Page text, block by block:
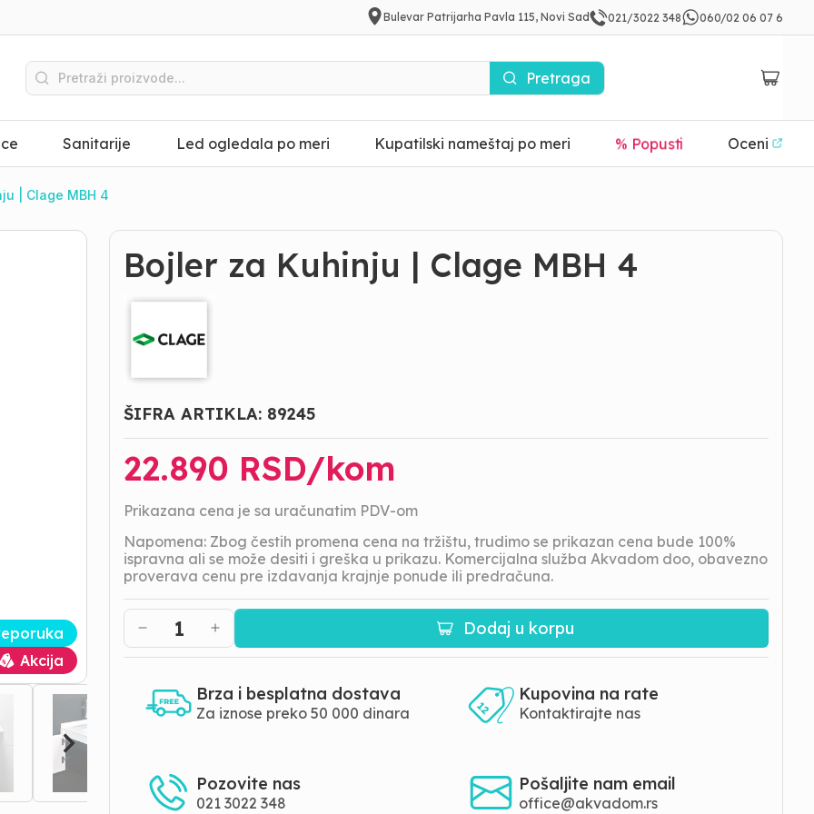
Bulevar Patrijarha Pavla 115, Novi Sad 021/3022 348 060/02 06 07 6
Pretraga
Sanitarije Led ogledala po meri Kupatilski nameštaj po meri % Popusti Oceni
| Clage MBH 4
Akcija
Bojler za Kuhinju | Clage MBH 4
ŠIFRA ARTIKLA: 89245
22.890 RSD/kom
Prikazana cena je sa uračunatim PDV-om
Napomena: Zbog čestih promena cena na tržištu, trudimo se prikazan cena bude 100%
ispravna ali se može desiti i greška u prikazu. Komercijalna služba Akvadom doo, obavezno
proverava cenu pre izdavanja krajnje ponude ili predračuna.
1 Dodaj u korpu
Brza i besplatna dostava
Za iznose preko 50 000 dinara
Kupovina na rate
Kontaktirajte nas
Pozovite nas
021 3022 348
Pošaljite nam email
office@akvadom.rs